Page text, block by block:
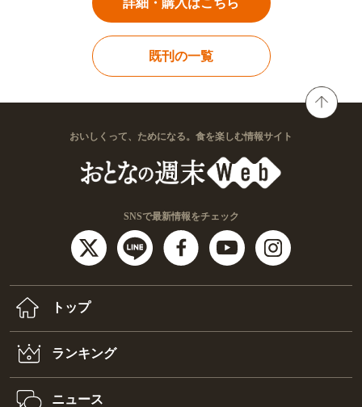
既刊の一覧
おいしくって、ためになる。食を楽しむ情報サイト
SNSで最新情報をチェック
トップ
ランキング
ニュース